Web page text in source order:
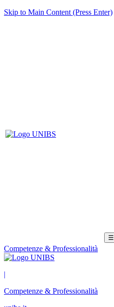
Skip to Main Content (Press Enter)
☰
Competenze & Professionalità
|
Competenze & Professionalità